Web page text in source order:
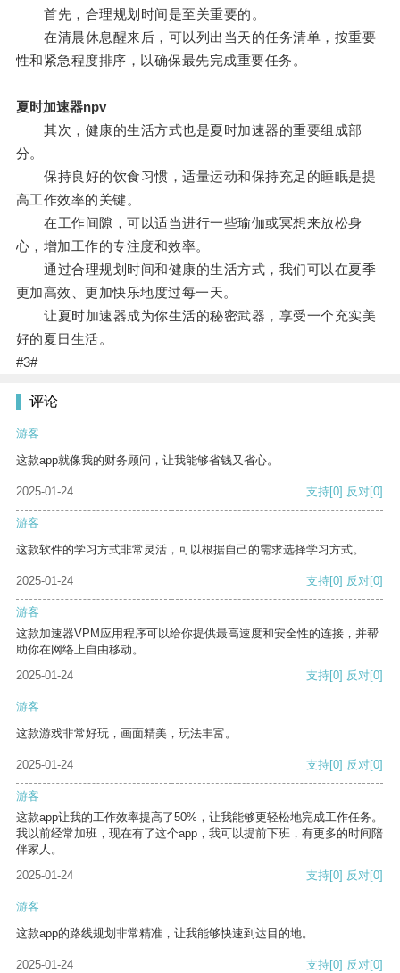
首先，合理规划时间是至关重要的。
在清晨休息醒来后，可以列出当天的任务清单，按重要
性和紧急程度排序，以确保最先完成重要任务。
夏时加速器npv
其次，健康的生活方式也是夏时加速器的重要组成部
分。
保持良好的饮食习惯，适量运动和保持充足的睡眠是提
高工作效率的关键。
在工作间隙，可以适当进行一些瑜伽或冥想来放松身
心，增加工作的专注度和效率。
通过合理规划时间和健康的生活方式，我们可以在夏季
更加高效、更加快乐地度过每一天。
让夏时加速器成为你生活的秘密武器，享受一个充实美
好的夏日生活。
#3#
评论
游客
这款app就像我的财务顾问，让我能够省钱又省心。
2025-01-24 支持[0] 反对[0]
游客
这款软件的学习方式非常灵活，可以根据自己的需求选择学习方式。
2025-01-24 支持[0] 反对[0]
游客
这款加速器VPM应用程序可以给你提供最高速度和安全性的连接，并帮
助你在网络上自由移动。
2025-01-24
支持[0] 反对[0]
游客
这款游戏非常好玩，画面精美，玩法丰富。
2025-01-24 支持[0] 反对[0]
游客
这款app让我的工作效率提高了50%，让我能够更轻松地完成工作任务。
我以前经常加班，现在有了这个app，我可以提前下班，有更多的时间陪
伴家人。
2025-01-24
支持[0] 反对[0]
游客
这款app的路线规划非常精准，让我能够快速到达目的地。
2025-01-24 支持[0] 反对[0]